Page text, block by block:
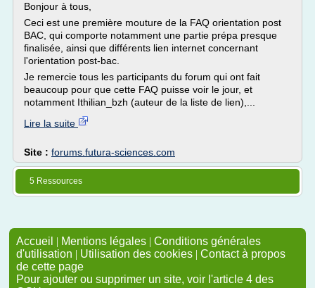
Bonjour à tous,
Ceci est une première mouture de la FAQ orientation post
BAC, qui comporte notamment une partie prépa presque
finalisée, ainsi que différents lien internet concernant
l'orientation post-bac.
Je remercie tous les participants du forum qui ont fait
beaucoup pour que cette FAQ puisse voir le jour, et
notamment Ithilian_bzh (auteur de la liste de lien),...
Lire la suite
Site : forums.futura-sciences.com
5 Ressources
Accueil | Mentions légales | Conditions générales
d'utilisation | Utilisation des cookies | Contact à propos
de cette page
Pour ajouter ou supprimer un site, voir l'article 4 des